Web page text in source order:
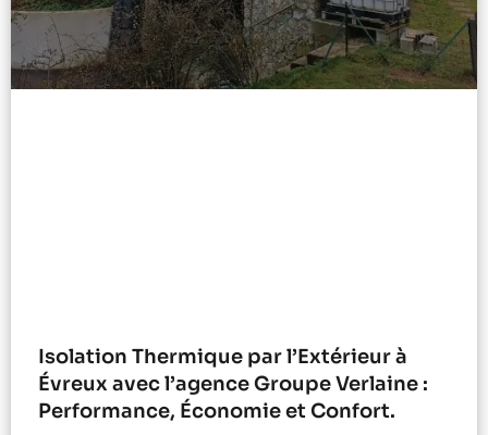
Isolation Thermique par l’Extérieur à
Évreux avec l’agence Groupe Verlaine :
Performance, Économie et Confort.